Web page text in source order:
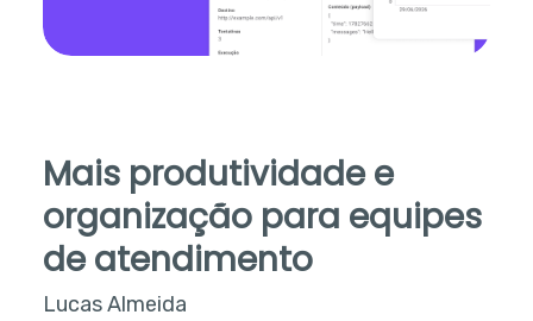
Mais produtividade e
organização para equipes
de atendimento
Lucas Almeida